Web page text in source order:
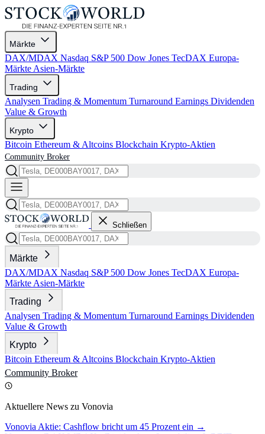
Märkte
DAX/MDAX Nasdaq S&P 500 Dow Jones TecDAX Europa-
Märkte Asien-Märkte
Trading
Analysen Trading & Momentum Turnaround Earnings Dividenden
Value & Growth
Krypto
Bitcoin Ethereum & Altcoins Blockchain Krypto-Aktien
Community Broker
Schließen
Märkte
DAX/MDAX Nasdaq S&P 500 Dow Jones TecDAX Europa-
Märkte Asien-Märkte
Trading
Analysen Trading & Momentum Turnaround Earnings Dividenden
Value & Growth
Krypto
Bitcoin Ethereum & Altcoins Blockchain Krypto-Aktien
Community Broker
Aktuellere News zu Vonovia
Vonovia Aktie: Cashflow bricht um 45 Prozent ein →